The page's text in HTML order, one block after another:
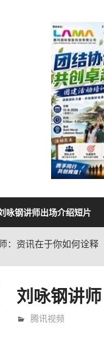
咏钢讲师出场介绍短片
：资讯在于你如何诠释
刘咏钢讲
9月 20, 2021
trainer
腾讯视频